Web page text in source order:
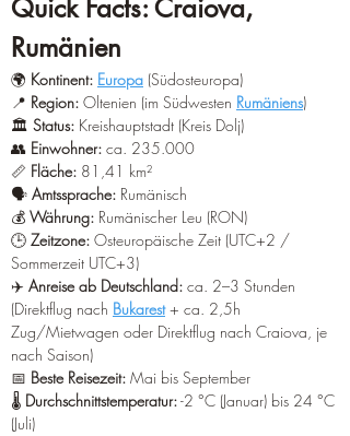
Quick Facts: Craiova,
Rumänien
🌍 Kontinent: Europa (Südosteuropa)
📍 Region: Oltenien (im Südwesten Rumäniens)
🏛️ Status: Kreishauptstadt (Kreis Dolj)
👥 Einwohner: ca. 235.000
📏 Fläche: 81,41 km²
🗣️ Amtssprache: Rumänisch
💰 Währung: Rumänischer Leu (RON)
🕒 Zeitzone: Osteuropäische Zeit (UTC+2 /
Sommerzeit UTC+3)
✈️ Anreise ab Deutschland: ca. 2–3 Stunden
(Direktflug nach Bukarest + ca. 2,5h
Zug/Mietwagen oder Direktflug nach Craiova, je
nach Saison)
📅 Beste Reisezeit: Mai bis September
🌡️ Durchschnittstemperatur: -2 °C (Januar) bis 24 °C
(Juli)